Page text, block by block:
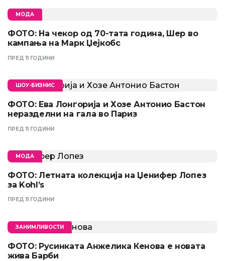
МОДА
ФОТО: На чекор од 70-тата година, Шер во
кампања на Марк Џејкобс
ПРЕД 11 ГОДИНИ
ШОУ-БИЗНИС
ФОТО: Ева Лонгорија и Хозе Антонио Бастон
неразделни на гала во Париз
ПРЕД 11 ГОДИНИ
МОДА
ФОТО: Летната колекција на Џенифер Лопез
за Kohl’s
ПРЕД 11 ГОДИНИ
ЗАНИМЛИВОСТИ
ФОТО: Русинката Анжелика Кенова е новата
жива Барби